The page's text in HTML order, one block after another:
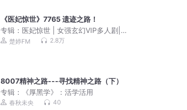
《医妃惊世》7765 遗迹之路！
专辑： 医妃惊世 | 女强玄幻VIP多人剧|楚
婷制作
楚婷FM 2.8万
8007精神之路---寻找精神之路（下）
专辑：
《厚黑学》：活学活用
春秋未央 40